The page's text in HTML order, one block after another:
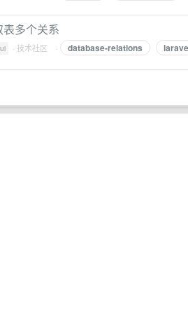
表多个关系
· 技术社区 · database-relations